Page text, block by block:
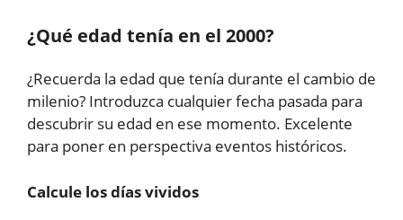
¿Qué edad tenía en el 2000?
¿Recuerda la edad que tenía durante el cambio de
milenio? Introduzca cualquier fecha pasada para
descubrir su edad en ese momento. Excelente
para poner en perspectiva eventos históricos.
Calcule los días vividos